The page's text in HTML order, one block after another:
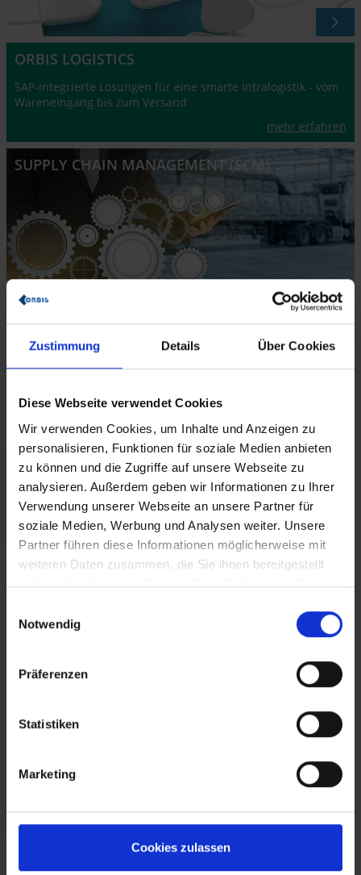
Zustimmung Details Über Cookies
Diese Webseite verwendet Cookies
Wir verwenden Cookies, um Inhalte und Anzeigen zu
personalisieren, Funktionen für soziale Medien anbieten
zu können und die Zugriffe auf unsere Webseite zu
analysieren. Außerdem geben wir Informationen zu Ihrer
Verwendung unserer Webseite an unsere Partner für
soziale Medien, Werbung und Analysen weiter. Unsere
Partner führen diese Informationen möglicherweise mit
weiteren Daten zusammen, die Sie ihnen bereitgestellt
haben oder die sie im Rahmen Ihrer Nutzung der Dienste
Notwendig
Präferenzen
Statistiken
Marketing
Cookies zulassen
ORBIS LOGISTICS
SAP-integrierte Lösungen für eine smarte Intralogistik - vom
Wareneingang bis zum Versand
mehr erfahren
SUPPLY CHAIN MANAGEMENT (SCM)
ORBIS DISTRIBUTED SHOPFLOOR PROCESSING
vernetzen so Produktion und Logistik bestmöglich.
mehr erfahren
SAP EWM
Digitalisierung Ihrer Lagerverwaltung mit SAP Extended
Warehouse Management (EWM).
mehr erfahren
VARIANTENMANAGEMENT
mehr erfahren
MANUFACTURING EXECUTION SYSTEM (MES)